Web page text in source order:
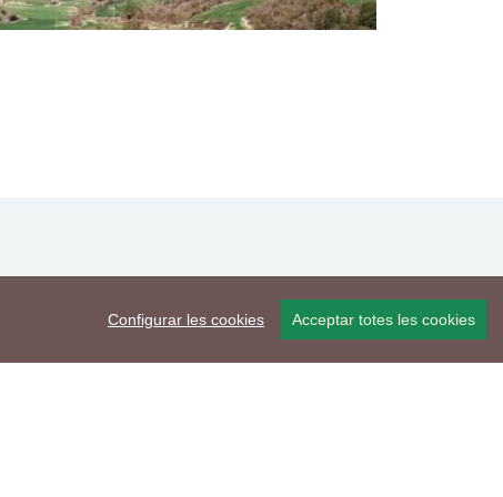
Configurar les cookies Acceptar totes les cookies